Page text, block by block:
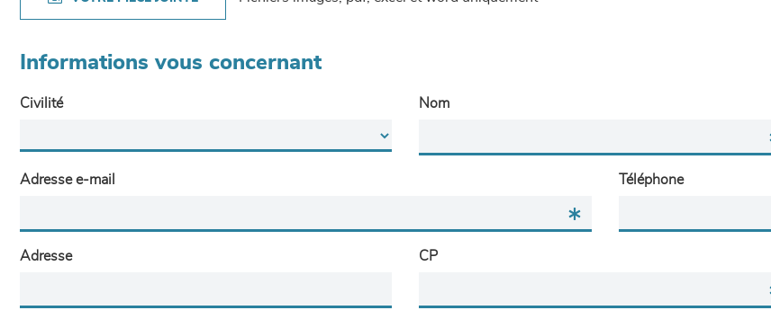
Informations vous concernant
Civilité Nom
Adresse e-mail Téléphone
Adresse CP